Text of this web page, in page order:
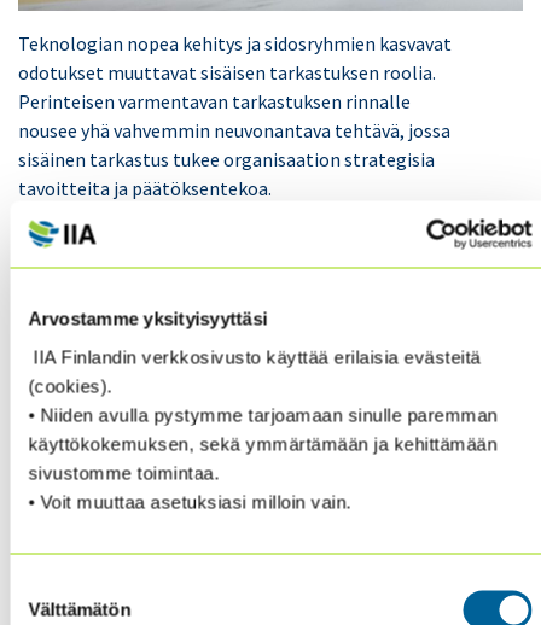
Arvostamme yksityisyyttäsi
IIA Finlandin verkkosivusto käyttää erilaisia evästeitä
(cookies).
• Niiden avulla pystymme tarjoamaan sinulle paremman
käyttökokemuksen, sekä ymmärtämään ja kehittämään
sivustomme toimintaa.
• Voit muuttaa asetuksiasi milloin vain.
valinta
Välttämätön
Teknologian nopea kehitys ja sidosryhmien kasvavat
odotukset muuttavat sisäisen tarkastuksen roolia.
Perinteisen varmentavan tarkastuksen rinnalle
nousee yhä vahvemmin neuvonantava tehtävä, jossa
sisäinen tarkastus tukee organisaation strategisia
tavoitteita ja päätöksentekoa.
The Institute of Internal Auditors
(IIA) ennakoi Vision
tarkastajat käyttävät merkittävästi enemmän aikaa
riskienarviointiin, tarkastusprosessiin, raportointiin
sekä osaamisvaatimuksiin – liiketoimintaymmärrys ja
teknologian hyödyntäminen korostuvat entisestään.
Muutokseen liittyy myös haasteita, kuten resurssien
säilyttäminen. Oikein toteutettuna neuvonantava
vaikuttavuutta koko organisaatiossa.